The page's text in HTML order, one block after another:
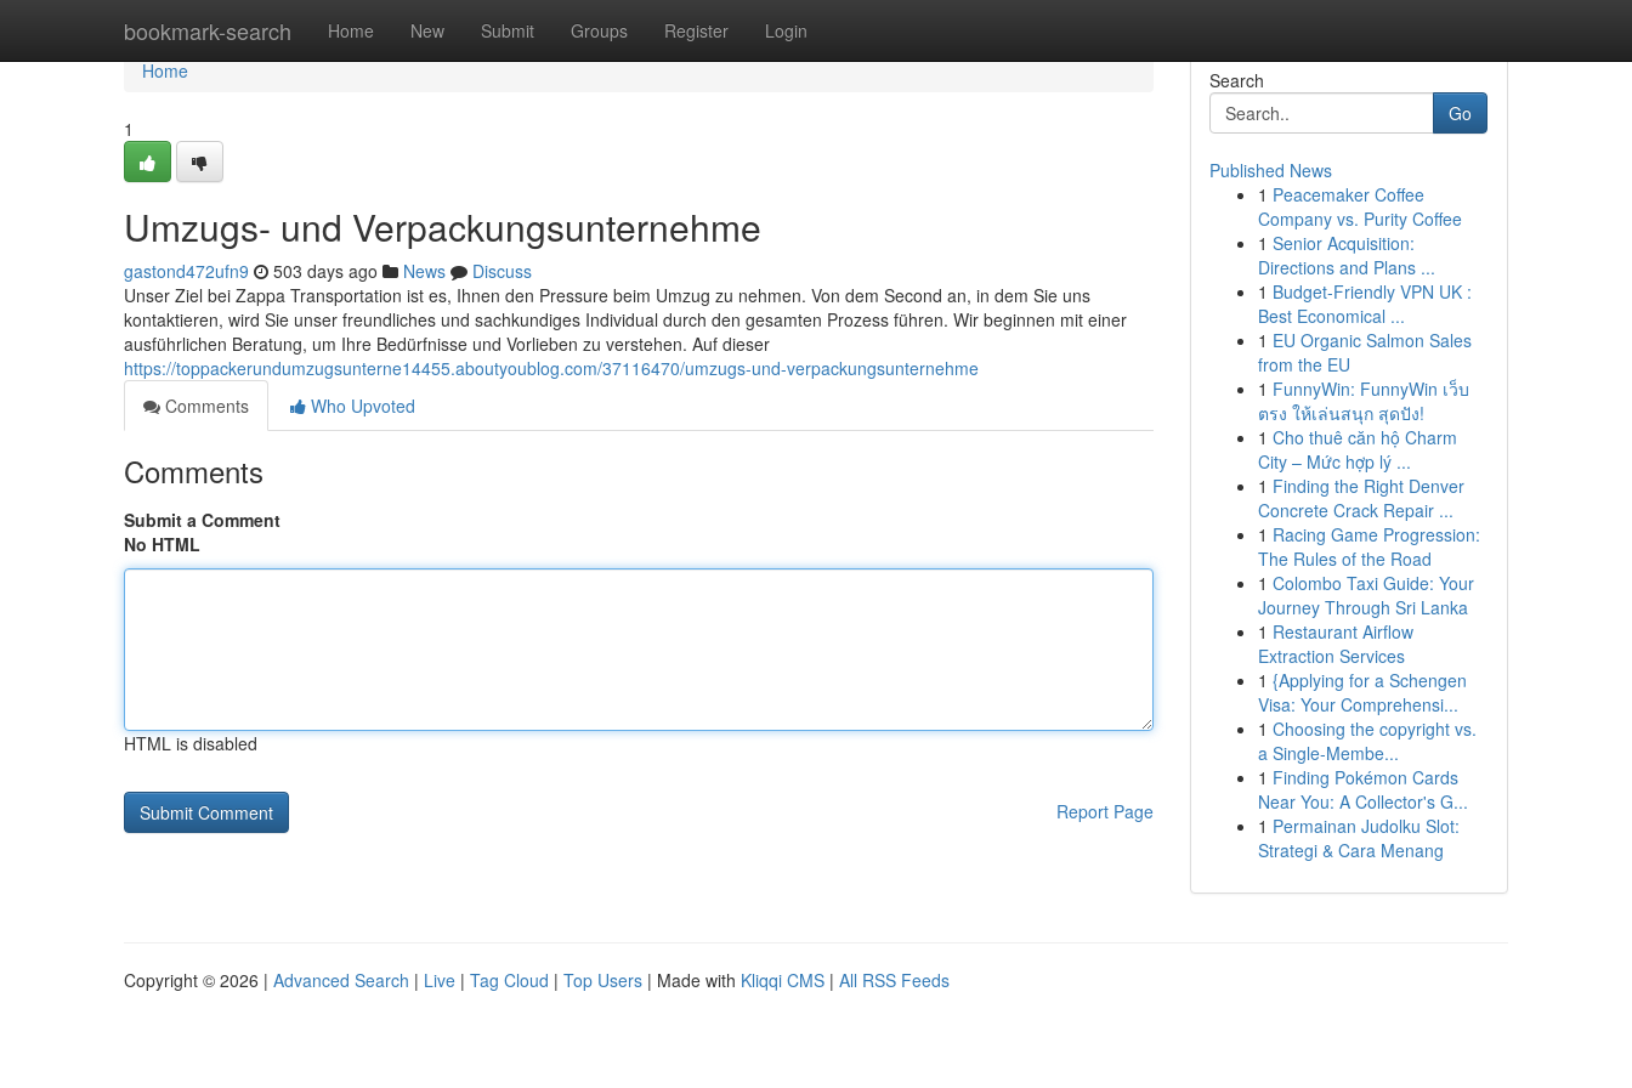
bookmark-search Home New Submit Groups Register Login
Home
Home
1
Umzugs- und Verpackungsunternehme
gastond472ufn9 503 days ago News
Discuss
Unser Ziel bei Zappa Transportation ist es, Ihnen den Pressure beim Umzug zu nehmen. Von dem Second an, in dem Sie uns
kontaktieren, wird Sie unser freundliches und sachkundiges Individual durch den gesamten Prozess führen. Wir beginnen mit einer
ausführlichen Beratung, um Ihre Bedürfnisse und Vorlieben zu verstehen. Auf dieser
https://toppackerundumzugsunterne14455.aboutyoublog.com/37116470/umzugs-und-verpackungsunternehme
Comments
Who Upvoted
Comments
Submit a Comment
No HTML
HTML is disabled
Report Page
Search
Go
Published News
1 Peacemaker Coffee
Company vs. Purity Coffee
1 Senior Acquisition:
Directions and Plans ...
1 Budget-Friendly VPN UK :
Best Economical ...
1 EU Organic Salmon Sales
from the EU
1 FunnyWin: FunnyWin เว็บ
ตรง ให้เล่นสนุก สุดปัง!
1 Cho thuê căn hộ Charm
City – Mức hợp lý ...
1 Finding the Right Denver
Concrete Crack Repair ...
1 Racing Game Progression:
The Rules of the Road
1 Colombo Taxi Guide: Your
Journey Through Sri Lanka
1 Restaurant Airflow
Extraction Services
1 {Applying for a Schengen
Visa: Your Comprehensi...
1 Choosing the copyright vs.
a Single-Membe...
1 Finding Pokémon Cards
Near You: A Collector's G...
1 Permainan Judolku Slot:
Strategi & Cara Menang
Copyright © 2026 | Advanced Search | Live | Tag Cloud | Top Users | Made with Kliqqi CMS | All RSS Feeds